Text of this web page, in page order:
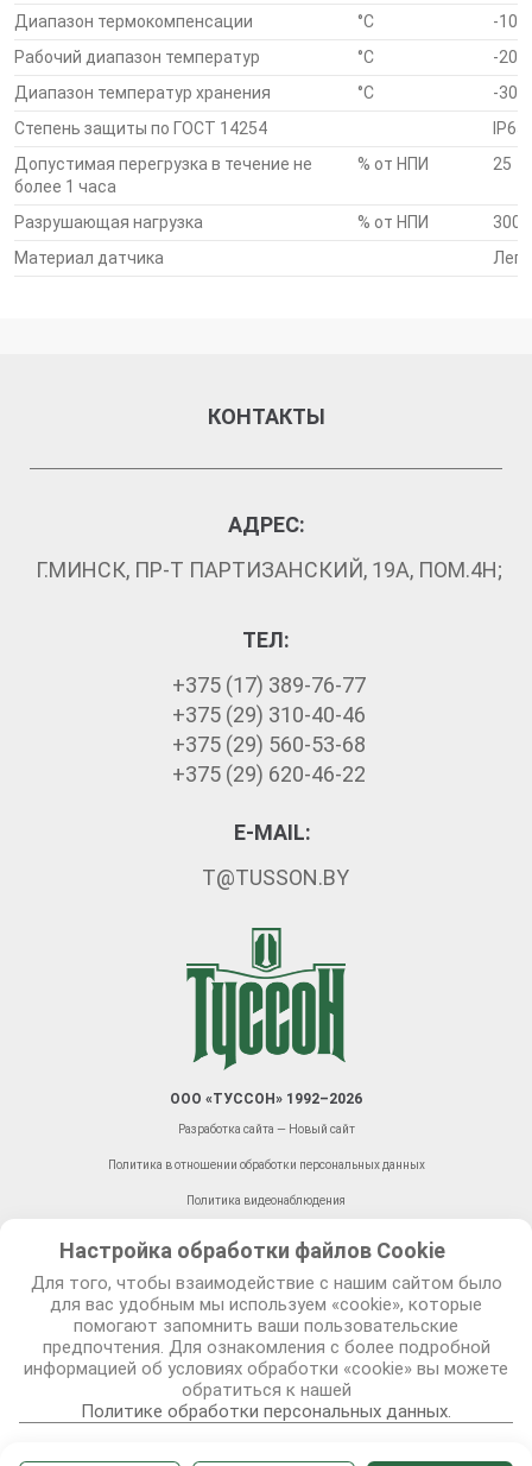
Датчики сило- и весоизмерительные серии С внесены в
Госреестр средств измерений Республики Беларусь под № РБ
03 02 5312 13.
Датчики весоизмерительные серии С сертифицированы на
Таможенного союза TP ТС 012/2011 «О безопасности
оборудования для работы во взрывоопасных средах».
Сертификат №ТС RU C-RU.ГБ05.В.00238.
Диапазон термокомпенсации
°С
-
Рабочий диапазон температур
°С
-
Диапазон температур хранения
°С
-
Степень защиты по ГОСТ 14254
IP65
Допустимая перегрузка в течение не
более 1 часа
% от НПИ 25
Разрушающая нагрузка % от НПИ
300
Материал датчика
ООО «ТУССОН» 1992–2026
Разработка сайта — Новый сайт
Политика в отношении обработки персональных данных
Политика видеонаблюдения
механизм их реализации в чат боте Туссон сервис
Настройка обработки файлов Сookie
Для того, чтобы взаимодействие с нашим сайтом было
для вас удобным мы используем «cookie», которые
помогают запомнить ваши пользовательские
предпочтения. Для ознакомления с более подробной
информацией об условиях обработки «cookie» вы можете
обратиться к нашей
Политике обработки персональных данных.
© 2026 TUSSON.by
КОНТАКТЫ
АДРЕС:
Г.МИНСК, ПР-Т ПАРТИЗАНСКИЙ, 19А, ПОМ.4Н;
ТЕЛ:
+375 (17) 389-76-77
+375 (29) 310-40-46
+375 (29) 560-53-68
+375 (29) 620-46-22
E-MAIL:
T@TUSSON.BY